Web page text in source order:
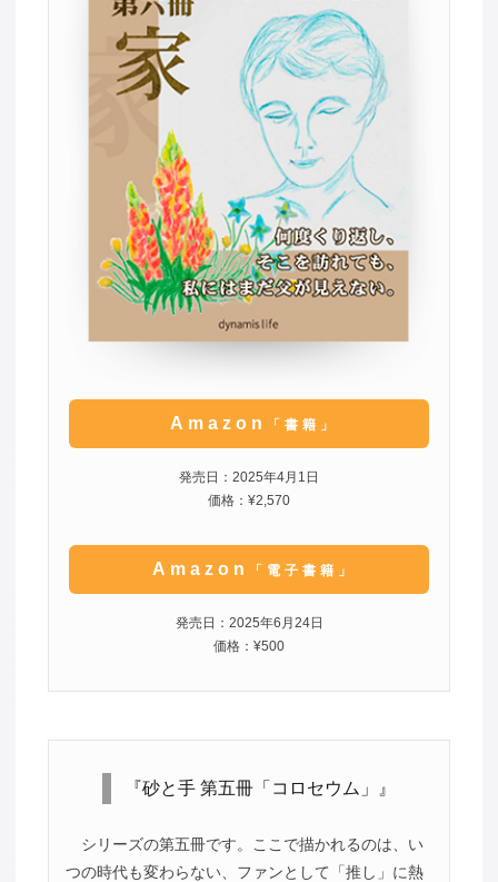
Amazon 「書籍」
発売日：2025年4月1日
価格：¥2,570
Amazon 「電子書籍」
発売日：2025年6月24日
価格：¥500
『砂と手 第五冊「コロセウム」』
シリーズの第五冊です。ここで描かれるのは、い
つの時代も変わらない、ファンとして「推し」に熱